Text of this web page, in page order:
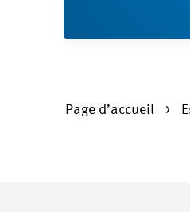
Page d’accueil